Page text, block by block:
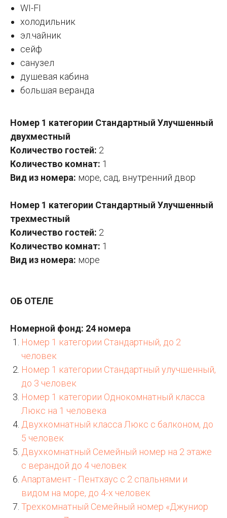
WI-FI
холодильник
эл.чайник
сейф
санузел
душевая кабина
большая веранда
Номер 1 категории Стандартный Улучшенный
двухместный
Количество гостей: 2
Количество комнат: 1
Вид из номера: море, сад, внутренний двор
Номер 1 категории Стандартный Улучшенный
трехместный
Количество гостей: 2
Количество комнат: 1
Вид из номера: море
ОБ ОТЕЛЕ
Номерной фонд: 24 номера
Номер 1 категории Стандартный, до 2
человек
Номер 1 категории Стандартный улучшенный,
до 3 человек
Номер 1 категории Однокомнатный класса
Люкс на 1 человека
Двухкомнатный класса Люкс с балконом, до
5 человек
Двухкомнатный Семейный номер на 2 этаже
с верандой до 4 человек
Апартамент - Пентхаус с 2 спальнями и
видом на море, до 4-х человек
Трехкомнатный Семейный номер «Джуниор